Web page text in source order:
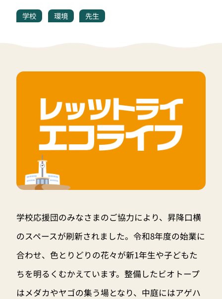
学校 環境 先生
学校応援団のみなさまのご協力により、昇降口横
のスペースが刷新されました。令和8年度の始業に
合わせ、色とりどりの花々が新1年生や子どもた
ちを明るくむかえています。整備したビオトープ
はメダカやヤゴの集う場となり、中庭にはアゲハ